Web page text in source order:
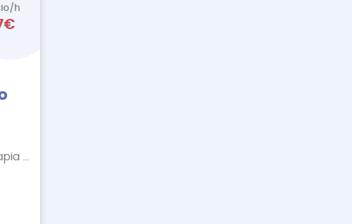
h
Fisioterapia Deportiva, Fisioterapia Descontractur